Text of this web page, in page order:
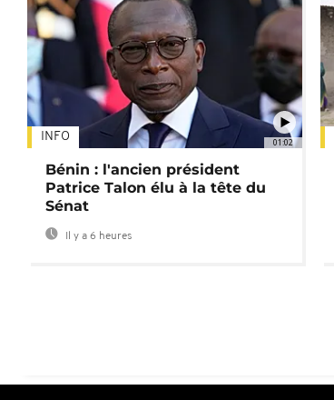
01:02
INFO
Bénin : l'ancien président
Patrice Talon élu à la tête du
Sénat
Il y a 6 heures